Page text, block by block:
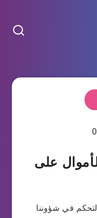
0
الأموال على
في شؤوننا